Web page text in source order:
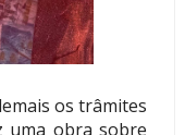
os trâmites
uma obra sobre